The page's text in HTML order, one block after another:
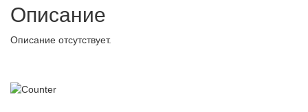
Описание
Описание отсутствует.